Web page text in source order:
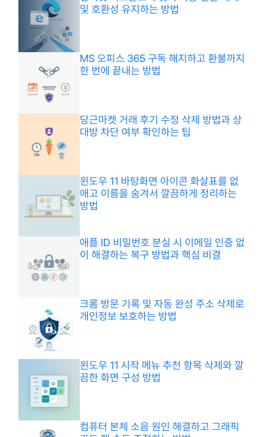
및 호환성 유지하는 방법
MS 오피스 365 구독 해지하고 환불까지
한 번에 끝내는 방법
당근마켓 거래 후기 수정 삭제 방법과 상
대방 차단 여부 확인하는 팁
윈도우 11 바탕화면 아이콘 화살표를 없
애고 이름을 숨겨서 깔끔하게 정리하는
방법
애플 ID 비밀번호 분실 시 이메일 인증 없
이 해결하는 복구 방법과 핵심 비결
크롬 방문 기록 및 자동 완성 주소 삭제로
개인정보 보호하는 방법
윈도우 11 시작 메뉴 추천 항목 삭제와 깔
끔한 화면 구성 방법
컴퓨터 본체 소음 원인 해결하고 그래픽